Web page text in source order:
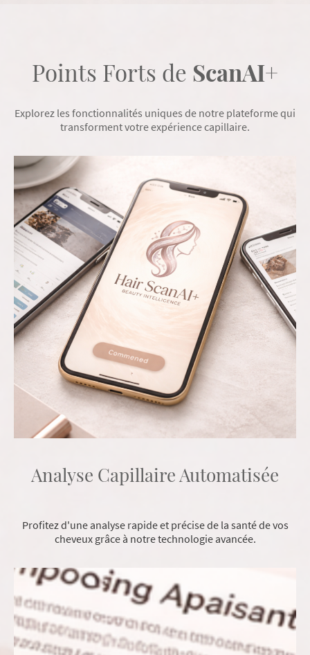
Points Forts de ScanAI+
Explorez les fonctionnalités uniques de notre plateforme qui
transforment votre expérience capillaire.
Analyse Capillaire Automatisée
Profitez d'une analyse rapide et précise de la santé de vos
cheveux grâce à notre technologie avancée.